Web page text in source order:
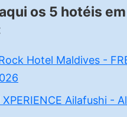
os 5 hotéis
Hotel Maldives -
XPERIENCE Ailafushi -